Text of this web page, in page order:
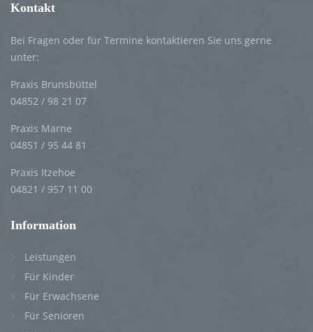
Kontakt
Bei Fragen oder für Termine kontaktieren Sie uns gerne
unter:
Praxis Brunsbüttel
04852 / 98 21 07
Praxis Marne
04851 / 95 44 81
Praxis Itzehoe
04821 / 957 11 00
Information
Leistungen
Für Kinder
Für Erwachsene
Für Senioren